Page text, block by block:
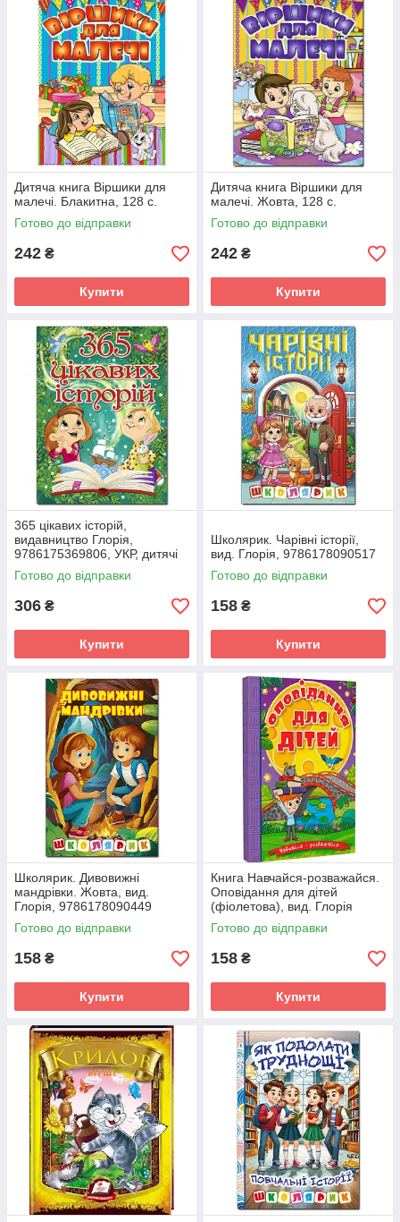
Дитяча книга Віршики для
малечі. Блакитна, 128 с.
Готово до відправки
242 ₴
Купити
Дитяча книга Віршики для
малечі. Жовта, 128 с.
Готово до відправки
242 ₴
Купити
365 цікавих історій,
видавництво Глорія,
9786175369806, УКР, дитячі
книги для малюків, книжки
для дошкільнят
Готово до відправки
306 ₴
Купити
Школярик. Чарівні історії,
вид. Глорія, 9786178090517
Готово до відправки
158 ₴
Купити
Школярик. Дивовижні
мандрівки. Жовта, вид.
Глорія, 9786178090449
Готово до відправки
158 ₴
Купити
Книга Навчайся-розважайся.
Оповідання для дітей
(фіолетова), вид. Глорія
9786178090234
Готово до відправки
158 ₴
Купити